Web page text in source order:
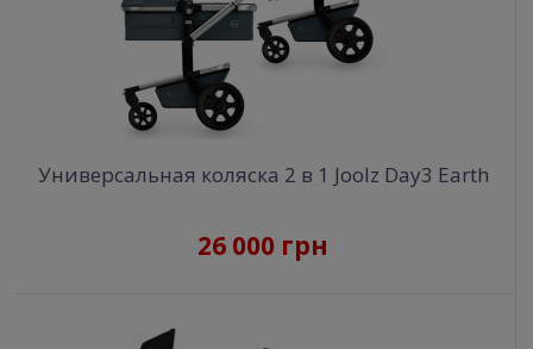
Универсальная коляска 2 в 1 Joolz Day3 Earth
26 000 грн